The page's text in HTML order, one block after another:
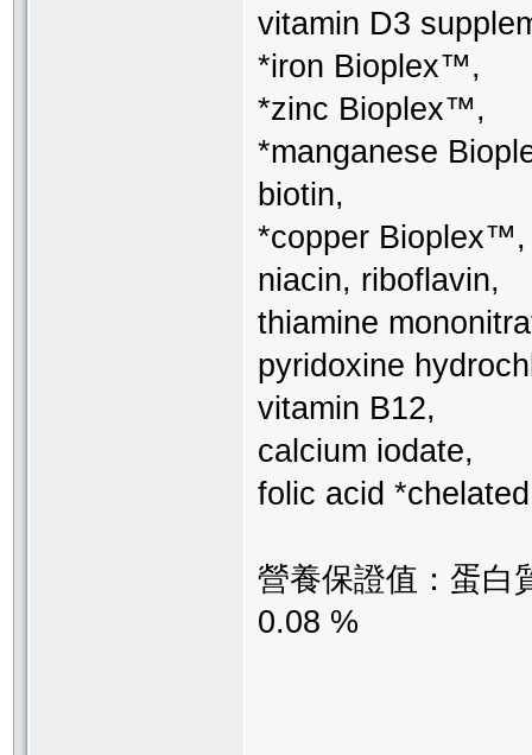
vitamin D3
*iron Bioplex™,
*zinc Bioplex™,
*manganese
biotin,
*copper Bioplex™,
niacin, riboflavin,
thiamine
pyridoxine
vitamin B12,
calcium iodate,
folic acid
營養保證值：蛋
0.08 %